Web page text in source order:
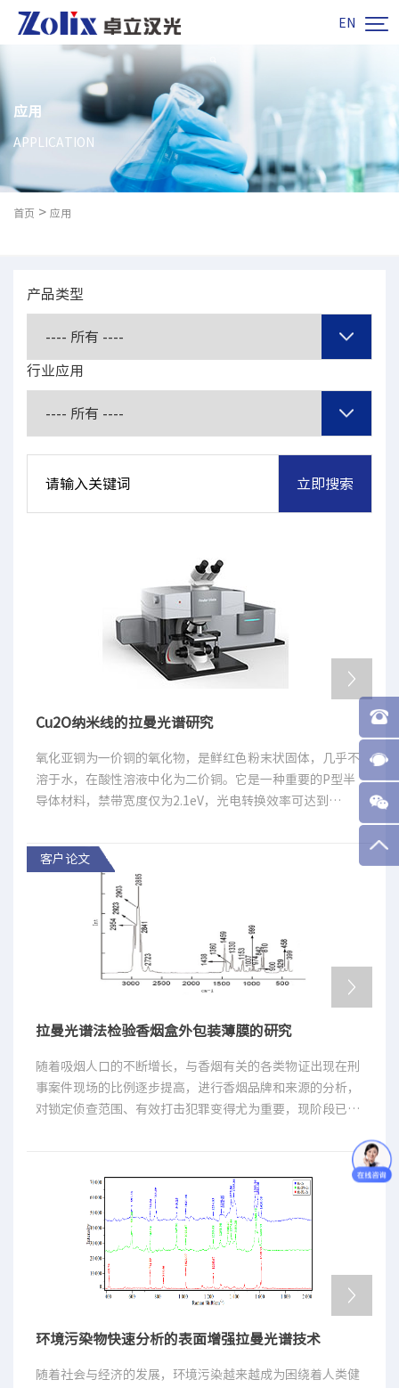
EN 
应用
APPLICATION
首页 > 应用
产品类型
行业应用
Cu2O纳米线的拉曼光谱研究
氧化亚铜为一价铜的氧化物，是鲜红色粉末状固体，几乎不
溶于水，在酸性溶液中化为二价铜。它是一种重要的P型半
导体材料，禁带宽度仅为2.1eV，光电转换效率可达到
料。现今，随着纳米材料的发展，不仅已经制备各种尺寸及
形貌的氧化亚铜微纳米结构，还提出了多种形貌控制理论，
如量子点、纳米线、纳米片、纳米球、多面体、空心结构
等。纳米级的Cu2O还具有独特的光学和磁学性质，在光电
转换、工业催化和气体传感器等方面也得到了广泛的应用。
客户论文
拉曼光谱法检验香烟盒外包装薄膜的研究
随着吸烟人口的不断增长，与香烟有关的各类物证出现在刑
事案件现场的比例逐步提高，进行香烟品牌和来源的分析，
对锁定侦查范围、有效打击犯罪变得尤为重要，现阶段已经
等进行了多项研究并取得了一定的成果。香烟盒外包装薄膜
即卷烟小盒及条盒外包裹的一层薄膜，全世界有85％以上的
烟盒采用透明包装材料进行包装。因其具有阻隔性、透明
性、热封性、机械加工性、透氧透湿率小等特性,能有效防止
香烟吸潮霉变，阻止烟草香气外逸，具有良好的阻隔性和保
环境污染物快速分析的表面增强拉曼光谱技术
随着社会与经济的发展，环境污染越来越成为困绕着人类健